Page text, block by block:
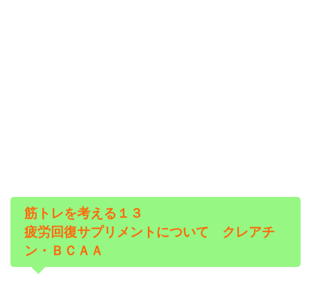
筋トレを考える１３
疲労回復サプリメントについて クレアチ
ン・ＢＣＡＡ